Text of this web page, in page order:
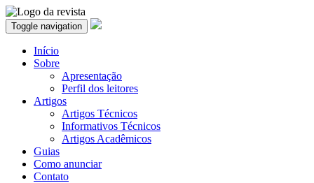
Toggle navigation
Início
Sobre
Apresentação
Perfil dos leitores
Artigos
Artigos Técnicos
Informativos Técnicos
Artigos Acadêmicos
Guias
Como anunciar
Contato